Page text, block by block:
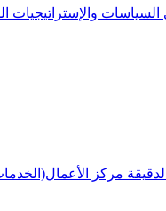
السياسات والإستراتيجيات
مركز